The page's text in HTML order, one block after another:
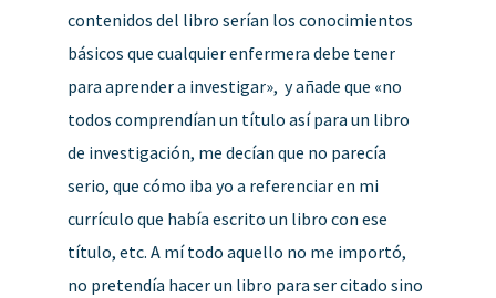
contenidos del libro serían los conocimientos
básicos que cualquier enfermera debe tener
para aprender a investigar», y añade que «no
todos comprendían un título así para un libro
de investigación, me decían que no parecía
serio, que cómo iba yo a referenciar en mi
currículo que había escrito un libro con ese
título, etc. A mí todo aquello no me importó,
no pretendía hacer un libro para ser citado sino